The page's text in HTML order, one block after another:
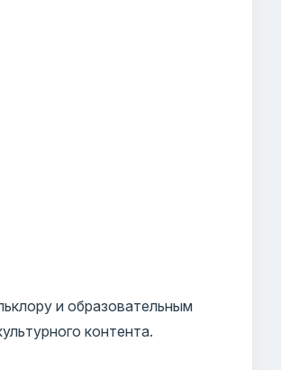
и образовательным
контента.